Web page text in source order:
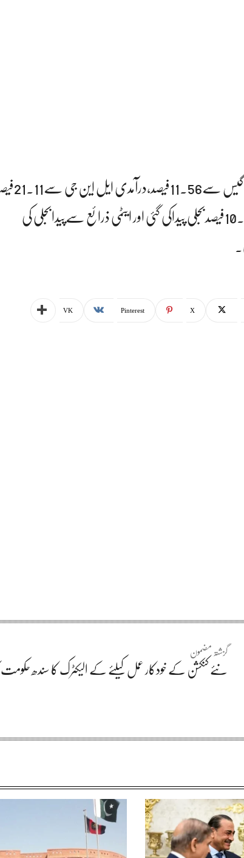
،درخواست میں
پیداہوئی جبکہ ایٹمی ذرائع سے10.49فیصدبجلی پیداکی گئی اور ایٹمی ذرائع سےپیدابجلی کی
X
Pinterest
VK
گزشتہ مضمون
نئے کنکشن کے خودکار عمل کیلئے کے الیکٹرک کا سندھ حکومت